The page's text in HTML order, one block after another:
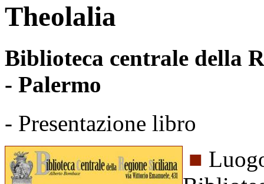
Theolalia
Biblioteca centrale della
- Palermo
- Presentazione libro
■